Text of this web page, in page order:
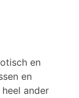
en
en
ander